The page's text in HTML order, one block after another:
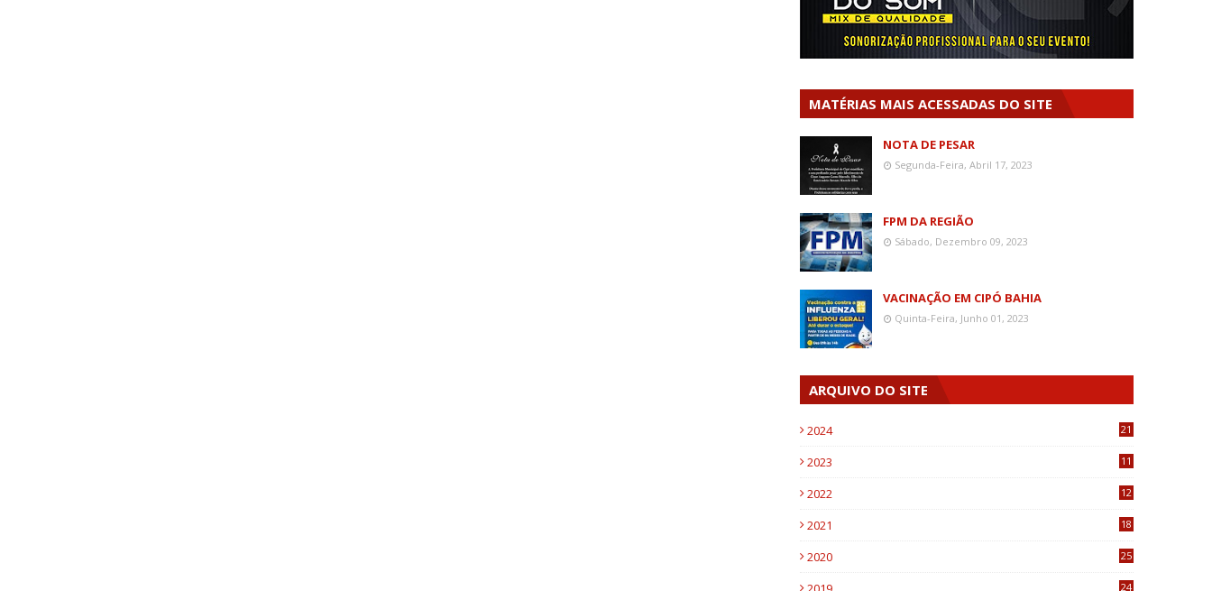
MATÉRIAS MAIS ACESSADAS DO SITE
NOTA DE PESAR
Segunda-Feira, Abril 17, 2023
FPM DA REGIÃO
Sábado, Dezembro 09, 2023
VACINAÇÃO EM CIPÓ BAHIA
Quinta-Feira, Junho 01, 2023
ARQUIVO DO SITE
2024 21
2023
11
2022
12
2021
18
2020
25
24